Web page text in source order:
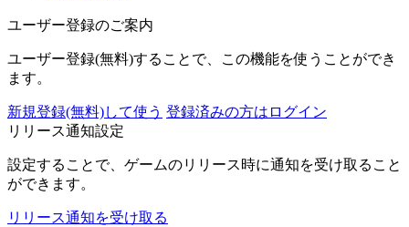
ユーザー登録のご案内
ユーザー登録(無料)することで、この機能を使うことができ
ます。
新規登録(無料)して使う 登録済みの方はログイン
リリース通知設定
設定することで、ゲームのリリース時に通知を受け取ること
ができます。
リリース通知を受け取る